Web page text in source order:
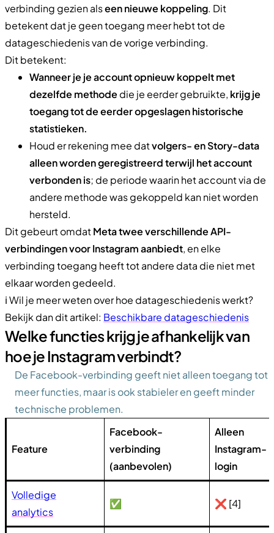
verbinding gezien alseen nieuwe koppeling. Dit
betekent dat je geen toegang meer hebt tot de
datageschiedenis van de vorige verbinding.
Dit betekent:
Wanneer je je account opnieuw koppelt met
dezelfde methode die je eerder gebruikte, krijg je
toegang tot de eerder opgeslagen historische
statistieken.
Houd er rekening mee datvolgers- en Story-data
alleen worden geregistreerd terwijl het account
verbonden is; de periode waarin het account via de
andere methode was gekoppeld kan niet worden
hersteld.
Dit gebeurt omdatMeta twee verschillende API-
verbindingen voor Instagram aanbiedt, en elke
verbinding toegang heeft tot andere data die niet met
elkaar worden gedeeld.
ℹ️ Wil je meer weten over hoe datageschiedenis werkt?
Bekijk dan dit artikel: Beschikbare datageschiedenis
Welke functies krijg je afhankelijk van
hoe je Instagram verbindt?
De Facebook-verbinding geeft niet alleen toegang tot
meer functies, maar is ook stabieler en geeft minder
technische problemen.
Feature
Facebook-
verbinding
(aanbevolen)
Alleen
Instagram-
login
Volledige
analytics
✅ ❌ [4]